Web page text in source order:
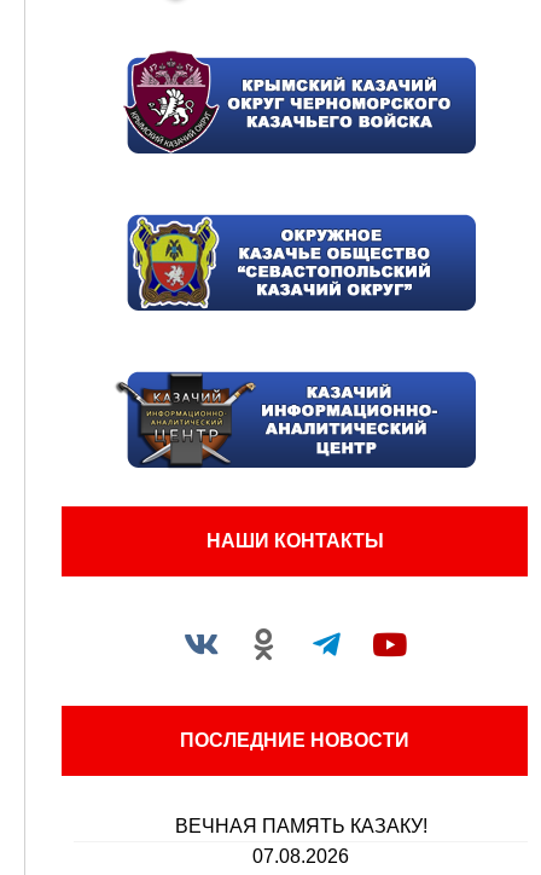
НАШИ КОНТАКТЫ
ПОСЛЕДНИЕ НОВОСТИ
ВЕЧНАЯ ПАМЯТЬ КАЗАКУ!
07.08.2026